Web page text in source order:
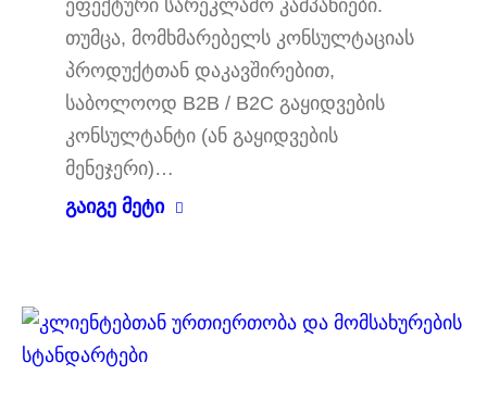
ეფექტური სარეკლამო კამპანიები.
თუმცა, მომხმარებელს კონსულტაციას
პროდუქტთან დაკავშირებით,
საბოლოოდ B2B / B2C გაყიდვების
კონსულტანტი (ან გაყიდვების
მენეჯერი)…
გაიგე მეტი